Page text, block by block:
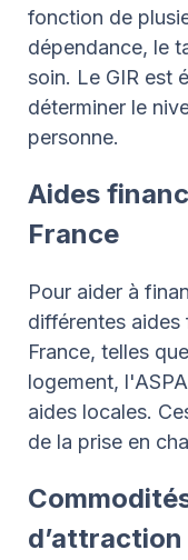
fonction de
dépendance, le
soin. Le GIR est
déterminer le
personne.
Aides
France
Pour aider à
différentes aides
France, telles
logement,
aides locales.
de la prise en